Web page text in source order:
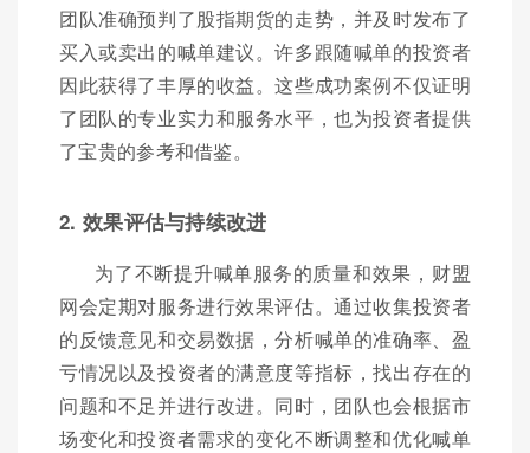
团队准确预判了股指期货的走势，并及时发布了
买入或卖出的喊单建议。许多跟随喊单的投资者
因此获得了丰厚的收益。这些成功案例不仅证明
了团队的专业实力和服务水平，也为投资者提供
了宝贵的参考和借鉴。
2. 效果评估与持续改进
为了不断提升喊单服务的质量和效果，财盟
网会定期对服务进行效果评估。通过收集投资者
的反馈意见和交易数据，分析喊单的准确率、盈
亏情况以及投资者的满意度等指标，找出存在的
问题和不足并进行改进。同时，团队也会根据市
场变化和投资者需求的变化不断调整和优化喊单